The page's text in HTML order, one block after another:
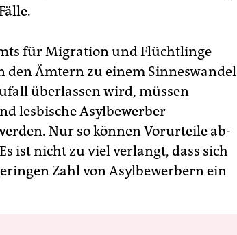
für Migration und Flüchtlinge
den Ämtern zu einem Sinneswandel
überlassen wird, müssen
lesbische Asylbewerber
Nur so können Vorurteile ab-
ist nicht zu viel verlangt, dass sich
Zahl von Asylbewerbern ein